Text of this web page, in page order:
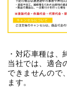
・対応車種は、
当社では、適合
できませんので
ます。